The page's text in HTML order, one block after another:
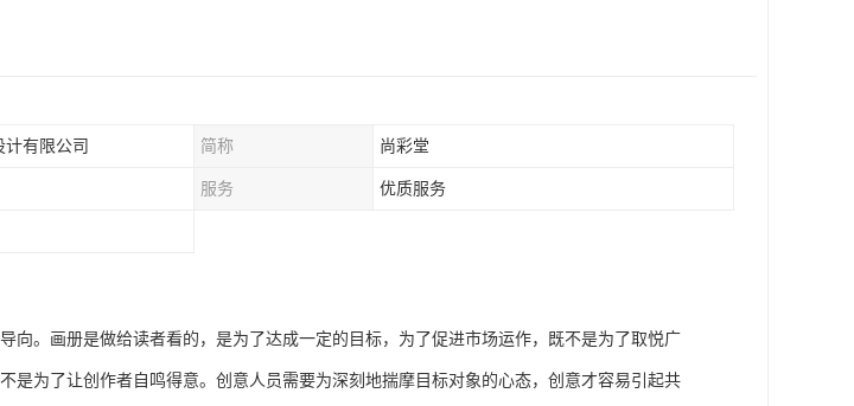
有限公司 简称 尚彩堂
服务 优质服务
向。画册是做给读者看的，是为了达成一定的目标，为了促进市场运作，既不是为了取悦广
是为了让创作者自鸣得意。创意人员需要为深刻地揣摩目标对象的心态，创意才容易引起共